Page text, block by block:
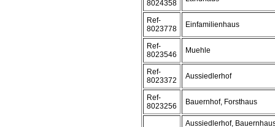
8024358
Ref-
8023778
Einfamilienhaus
Ref-
8023546
Muehle
Ref-
8023372
Aussiedlerhof
Ref-
8023256
Bauernhof, Forsthaus
Aussiedlerhof,